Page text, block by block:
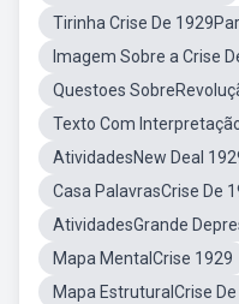
Tirinha Crise De
Imagem Sobre a Crise
Questoes
Texto Com
AtividadesNew Deal
Casa PalavrasCrise De
AtividadesGrande
Mapa MentalCrise 1929
Mapa EstruturalCrise